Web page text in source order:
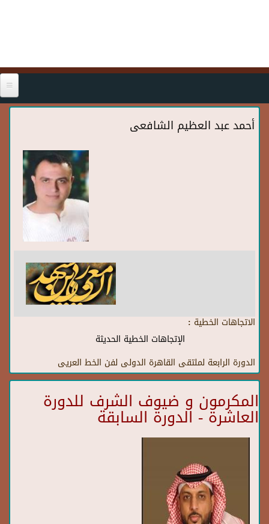
أحمد عبد العظيم الشافعى
الاتجاهات الخطية :
الإتجاهات الخطية الحديثة
الدورة الرابعة لملتقى القاهرة الدولى لفن الخط العريى
المكرمون و ضيوف الشرف للدورة
العاشرة - الدورة السابقة